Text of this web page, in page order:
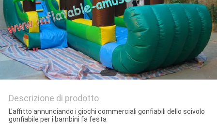
Descrizione di prodotto
L'affitto annunciando i giochi commerciali gonfiabili dello scivolo
gonfiabile per i bambini fa festa